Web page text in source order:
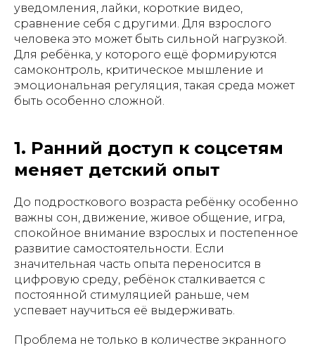
уведомления, лайки, короткие видео,
сравнение себя с другими. Для взрослого
человека это может быть сильной нагрузкой.
Для ребёнка, у которого ещё формируются
самоконтроль, критическое мышление и
эмоциональная регуляция, такая среда может
быть особенно сложной.
1. Ранний доступ к соцсетям
меняет детский опыт
До подросткового возраста ребёнку особенно
важны сон, движение, живое общение, игра,
спокойное внимание взрослых и постепенное
развитие самостоятельности. Если
значительная часть опыта переносится в
цифровую среду, ребёнок сталкивается с
постоянной стимуляцией раньше, чем
успевает научиться её выдерживать.
Проблема не только в количестве экранного